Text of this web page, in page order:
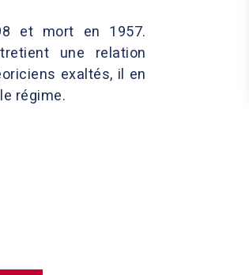
et mort en 1957.
une relation
exaltés, il en
régime.